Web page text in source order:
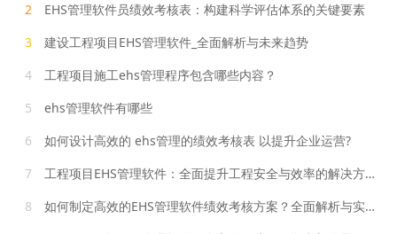
2
EHS管理软件员绩效考核表：构建科学评估体系的关键要素
3
建设工程项目EHS管理软件_全面解析与未来趋势
4
工程项目施工ehs管理程序包含哪些内容？
5
ehs管理软件有哪些
6
如何设计高效的 ehs管理的绩效考核表 以提升企业运营?
7
工程项目EHS管理软件：全面提升工程安全与效率的解决方案
8
如何制定高效的EHS管理软件绩效考核方案？全面解析与实践指南